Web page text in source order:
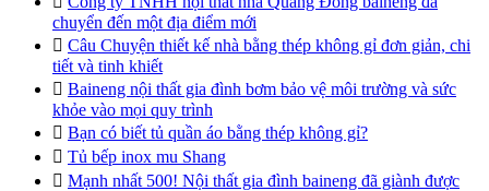
chuyển đến một địa điểm mới
 Câu Chuyện thiết kế nhà bằng thép không gỉ đơn giản, chi
tiết và tinh khiết
 Baineng nội thất gia đình bơm bảo vệ môi trường và sức
khỏe vào mọi quy trình
 Bạn có biết tủ quần áo bằng thép không gỉ?
 Tủ bếp inox mu Shang
 Mạnh nhất 500! Nội thất gia đình baineng đã giành được